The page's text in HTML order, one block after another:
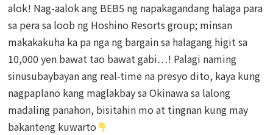
alok! Nag-aalok ang BEB5 ng napakagandang halaga para
sa pera sa loob ng Hoshino Resorts group; minsan
makakakuha ka pa nga ng bargain sa halagang higit sa
10,000 yen bawat tao bawat gabi…! Palagi naming
sinusubaybayan ang real-time na presyo dito, kaya kung
nagpaplano kang maglakbay sa Okinawa sa lalong
madaling panahon, bisitahin mo at tingnan kung may
bakanteng kuwarto